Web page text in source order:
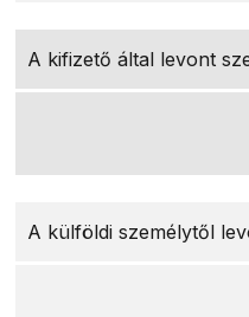
A kifizető által levont
A külföldi személytől